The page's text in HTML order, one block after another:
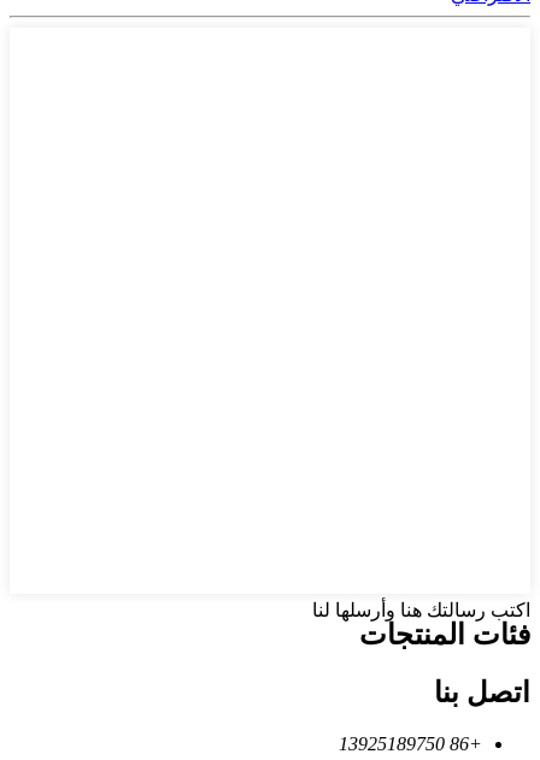
اكتب رسالتك هنا وأرسلها لنا
فئات المنتجات
اتصل بنا
+86 13925189750